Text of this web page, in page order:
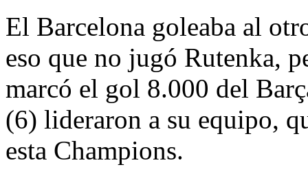
El Barcelona goleaba al
eso que no jugó Rutenka,
marcó el gol 8.000 del
(6) lideraron a su equipo,
esta Champions.